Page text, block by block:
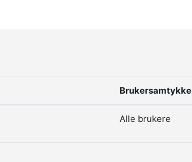
Brukersamtykke
Alle brukere